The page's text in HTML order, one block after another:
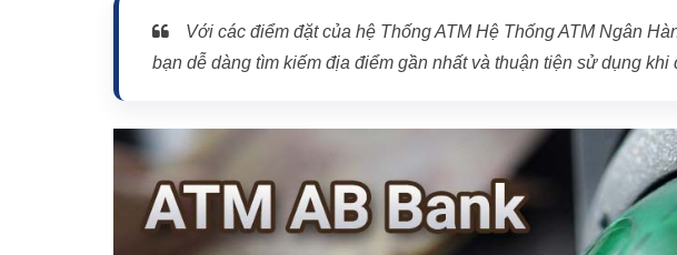
Với các điểm đặt của hệ Thống ATM Hệ Thống ATM Ngân
bạn dễ dàng tìm kiếm địa điểm gần nhất và thuận tiện sử dụng